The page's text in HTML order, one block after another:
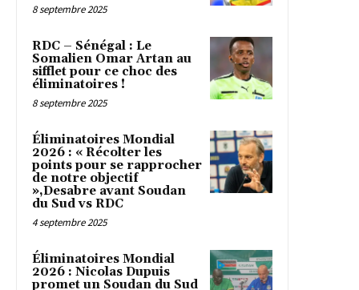
8 septembre 2025
RDC – Sénégal : Le
Somalien Omar Artan au
sifflet pour ce choc des
éliminatoires !
8 septembre 2025
Éliminatoires Mondial
2026 : « Récolter les
points pour se rapprocher
de notre objectif
»,Desabre avant Soudan
du Sud vs RDC
4 septembre 2025
Éliminatoires Mondial
2026 : Nicolas Dupuis
promet un Soudan du Sud